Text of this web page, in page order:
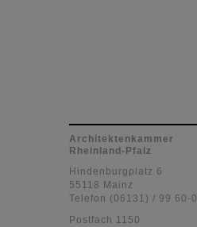
Architektenkammer
Rheinland-Pfalz
Hindenburgplatz 6
55118 Mainz
Telefon (06131) / 99 60-0
Postfach 1150